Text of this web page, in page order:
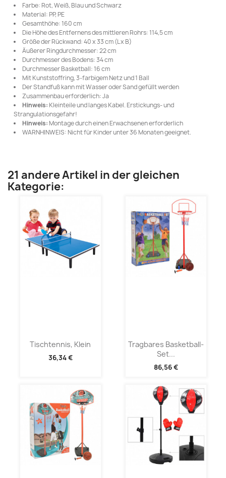
Farbe: Rot, Weiß, Blau und Schwarz
Material: PP, PE
Gesamthöhe: 160 cm
Die Höhe des Entfernens des mittleren Rohrs: 114,5 cm
Größe der Rückwand: 40 x 33 cm (L x B)
Äußerer Ringdurchmesser: 22 cm
Durchmesser des Bodens: 34 cm
Durchmesser Basketball: 16 cm
Mit Kunststoffring, 3-farbigem Netz und 1 Ball
Der Standfuß kann mit Wasser oder Sand gefüllt werden
Zusammenbau erforderlich: Ja
Hinweis: Kleinteile und langes Kabel. Erstickungs- und
Strangulationsgefahr!
Hinweis: Montage durch einen Erwachsenen erforderlich
WARNHINWEIS: Nicht für Kinder unter 36 Monaten geeignet.
21 andere Artikel in der gleichen
Kategorie:
Tischtennis, Klein
36,34 €
Tragbares Basketball-
Set...
86,56 €